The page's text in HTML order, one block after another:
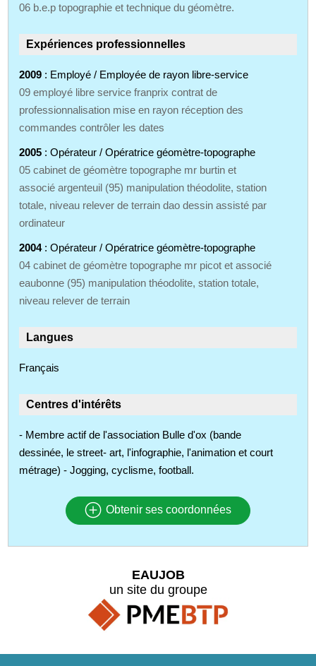
06 b.e.p topographie et technique du géomètre.
Expériences professionnelles
2009 : Employé / Employée de rayon libre-service
09 employé libre service franprix contrat de
professionnalisation mise en rayon réception des
commandes contrôler les dates
2005 : Opérateur / Opératrice géomètre-topographe
05 cabinet de géomètre topographe mr burtin et
associé argenteuil (95) manipulation théodolite, station
totale, niveau relever de terrain dao dessin assisté par
ordinateur
2004: Opérateur / Opératrice géomètre-topographe
04 cabinet de géomètre topographe mr picot et associé
eaubonne (95) manipulation théodolite, station totale,
niveau relever de terrain
Langues
Français
Centres d'intérêts
- Membre actif de l'association Bulle d'ox (bande
dessinée, le street- art, l'infographie, l'animation et court
métrage) - Jogging, cyclisme, football.
Obtenir ses coordonnées
EAUJOB
un site du groupe